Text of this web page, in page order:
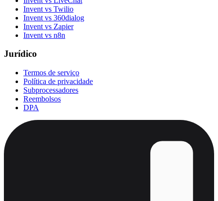
Invent vs Twilio
Invent vs 360dialog
Invent vs Zapier
Invent vs n8n
Jurídico
Termos de serviço
Política de privacidade
Subprocessadores
Reembolsos
DPA